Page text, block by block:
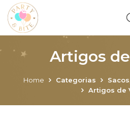
Artigos
Home Categorias
Artigos de